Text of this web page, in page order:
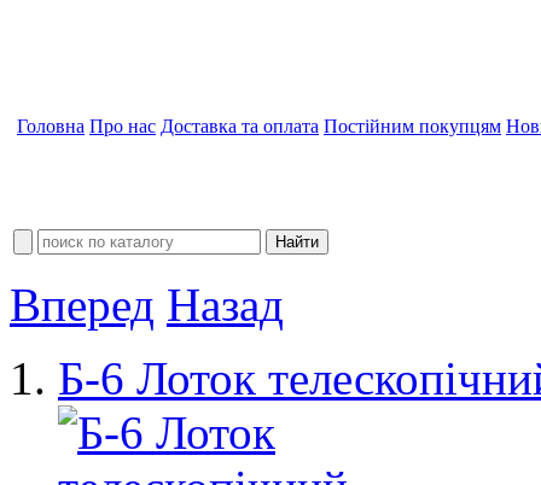
Головна Про нас Доставка та оплата Постійним покупцям
Вперед Назад
Б-6 Лоток